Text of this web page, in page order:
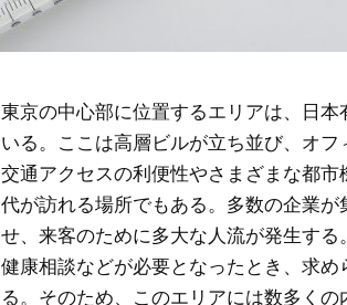
東京の中心部に位置するエリアは、日
いる。
ここは高層ビルが立ち並び、オフ
交通アクセスの利便性やさまざまな都
代が訪れる場所でもある。多数の企業
せ、来客のために多大な人流が発生す
健康相談などが必要となったとき、求
る。そのため、このエリアには数多く